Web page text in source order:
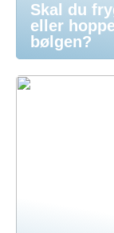
Skal du
eller
bølgen?